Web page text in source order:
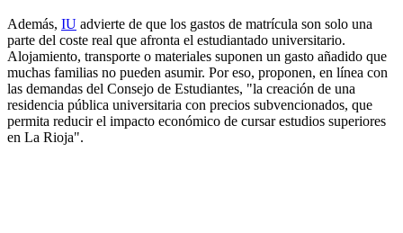
Además, IU advierte de que los gastos de matrícula son solo una
parte del coste real que afronta el estudiantado universitario.
Alojamiento, transporte o materiales suponen un gasto añadido que
muchas familias no pueden asumir. Por eso, proponen, en línea con
las demandas del Consejo de Estudiantes, "la creación de una
residencia pública universitaria con precios subvencionados, que
permita reducir el impacto económico de cursar estudios superiores
en La Rioja".